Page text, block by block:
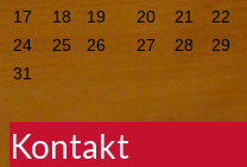
17
18 19 20 21 22
24
25 26 27 28 29
31
Kontakt